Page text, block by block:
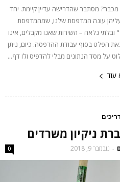
מסתבר שהדרישה עדיין קיימת. יחד
עליהן עונה המדפסת שלנו, שמהמדפסת
נלאה – השירות שאנו מקבלים, אינו
הפלט בסוף עבודת ההדפסה. כיום, ניתן
על מסד הנתונים מבלי להדפיס ולו דף...
עוד
ניקיון משרדים
- נובמבר 9, 2018 0